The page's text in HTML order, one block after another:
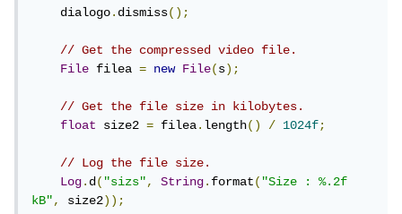
    dialogo
.dismiss();
// Get the compressed video file.
File filea = new File(s);
// Get the file size in kilobytes.
float
size2 = filea.length() / 1024f;
// Log the file size.
Log.d("sizs", String.format("Size : %.2f
kB", size2));